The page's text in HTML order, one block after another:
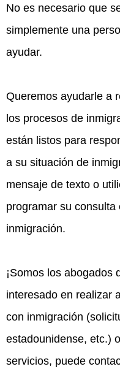
No es necesario que
simplemente una
ayudar.
Queremos ayudarle a
los procesos de
están listos para
a su situación de
mensaje de texto o
programar su
inmigración.
¡Somos los abogados
interesado en realizar
con inmigración
estadounidense, etc.)
servicios, puede